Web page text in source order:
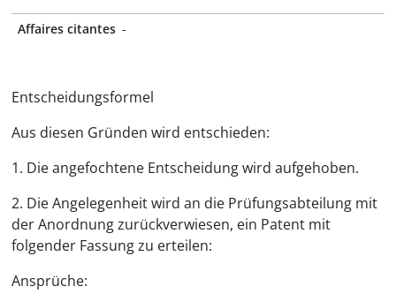
Affaires citantes -
Entscheidungsformel
Aus diesen Gründen wird entschieden:
1. Die angefochtene Entscheidung wird aufgehoben.
2. Die Angelegenheit wird an die Prüfungsabteilung mit
der Anordnung zurückverwiesen, ein Patent mit
folgender Fassung zu erteilen:
Ansprüche: